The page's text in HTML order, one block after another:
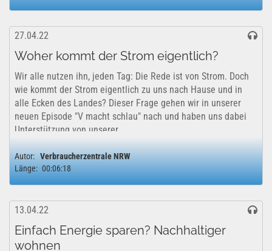
27.04.22
Woher kommt der Strom eigentlich?
Wir alle nutzen ihn, jeden Tag: Die Rede ist von Strom. Doch
wie kommt der Strom eigentlich zu uns nach Hause und in
alle Ecken des Landes? Dieser Frage gehen wir in unserer
neuen Episode "V macht schlau" nach und haben uns dabei
Unterstützung von unserer...
Autor: Verbraucherzentrale NRW
Länge: 00:06:18
13.04.22
Einfach Energie sparen? Nachhaltiger
wohnen